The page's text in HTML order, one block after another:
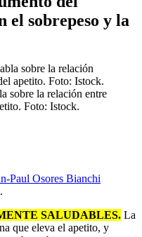
el sobrepeso y la
sobre la relación entre
Foto: Istock.
Paul Osores Bianchi
SALUDABLES. La
que eleva el apetito, y